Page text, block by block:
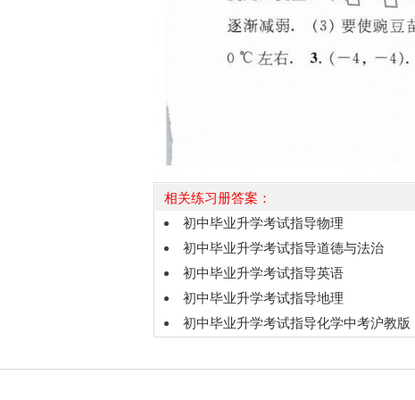
相关练习册答案：
初中毕业升学考试指导物理
初中毕业升学考试指导道德与法治
初中毕业升学考试指导英语
初中毕业升学考试指导地理
初中毕业升学考试指导化学中考沪教版